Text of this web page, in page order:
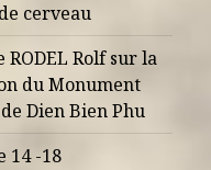
cerveau
RODEL Rolf sur la
du Monument
Dien Bien Phu
14 -18